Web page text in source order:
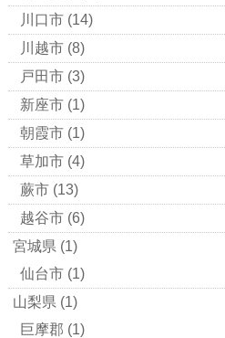
川口市 (14)
川越市 (8)
戸田市 (3)
新座市 (1)
朝霞市 (1)
草加市 (4)
蕨市 (13)
越谷市 (6)
宮城県 (1)
仙台市 (1)
山梨県 (1)
巨摩郡 (1)